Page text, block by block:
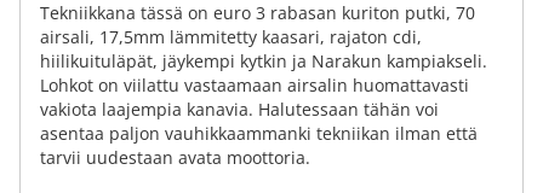
Tekniikkana tässä on euro 3 rabasan kuriton putki, 70
airsali, 17,5mm lämmitetty kaasari, rajaton cdi,
hiilikuituläpät, jäykempi kytkin ja Narakun kampiakseli.
Lohkot on viilattu vastaamaan airsalin huomattavasti
vakiota laajempia kanavia. Halutessaan tähän voi
asentaa paljon vauhikkaammanki tekniikan ilman että
tarvii uudestaan avata moottoria.